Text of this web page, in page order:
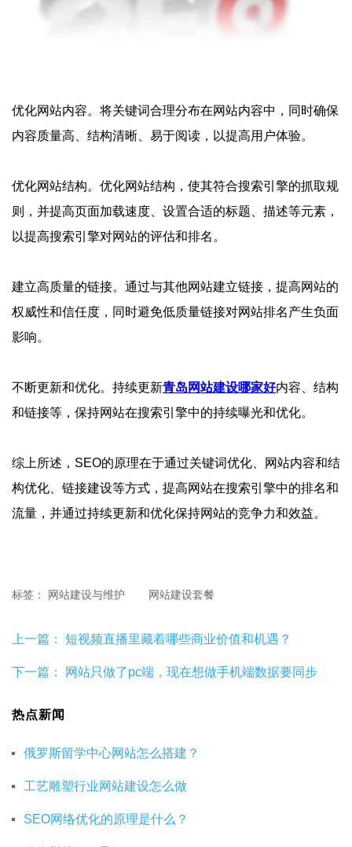
优化网站内容。将关键词合理分布在网站内容中，同时确保
内容质量高、结构清晰、易于阅读，以提高用户体验。
优化网站结构。优化网站结构，使其符合搜索引擎的抓取规
则，并提高页面加载速度、设置合适的标题、描述等元素，
以提高搜索引擎对网站的评估和排名。
建立高质量的链接。通过与其他网站建立链接，提高网站的
权威性和信任度，同时避免低质量链接对网站排名产生负面
影响。
不断更新和优化。持续更新青岛网站建设哪家好内容、结构
和链接等，保持网站在搜索引擎中的持续曝光和优化。
综上所述，SEO的原理在于通过关键词优化、网站内容和结
构优化、链接建设等方式，提高网站在搜索引擎中的排名和
流量，并通过持续更新和优化保持网站的竞争力和效益。
标签： 网站建设与维护 网站建设套餐
上一篇： 短视频直播里藏着哪些商业价值和机遇？
下一篇： 网站只做了pc端，现在想做手机端数据要同步
热点新闻
俄罗斯留学中心网站怎么搭建？
工艺雕塑行业网站建设怎么做
SEO网络优化的原理是什么？